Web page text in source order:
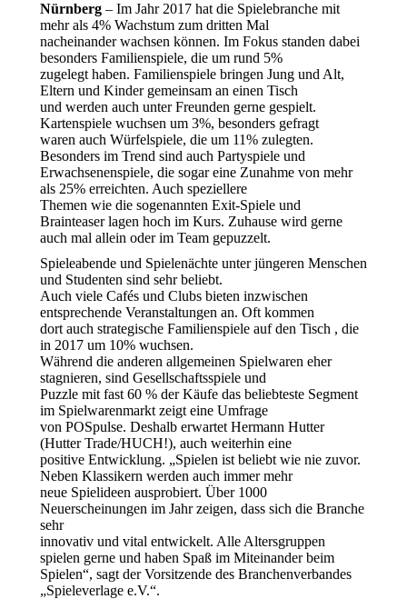
Nürnberg – Im Jahr 2017 hat die Spielebranche mit
mehr als 4% Wachstum zum dritten Mal
nacheinander wachsen können. Im Fokus standen dabei
besonders Familienspiele, die um rund 5%
zugelegt haben. Familienspiele bringen Jung und Alt,
Eltern und Kinder gemeinsam an einen Tisch
und werden auch unter Freunden gerne gespielt.
Kartenspiele wuchsen um 3%, besonders gefragt
waren auch Würfelspiele, die um 11% zulegten.
Besonders im Trend sind auch Partyspiele und
Erwachsenenspiele, die sogar eine Zunahme von mehr
als 25% erreichten. Auch speziellere
Themen wie die sogenannten Exit-Spiele und
Brainteaser lagen hoch im Kurs. Zuhause wird gerne
auch mal allein oder im Team gepuzzelt.
Spieleabende und Spielenächte unter jüngeren Menschen
und Studenten sind sehr beliebt.
Auch viele Cafés und Clubs bieten inzwischen
entsprechende Veranstaltungen an. Oft kommen
dort auch strategische Familienspiele auf den Tisch , die
in 2017 um 10% wuchsen.
Während die anderen allgemeinen Spielwaren eher
stagnieren, sind Gesellschaftsspiele und
Puzzle mit fast 60 % der Käufe das beliebteste Segment
im Spielwarenmarkt zeigt eine Umfrage
von POSpulse. Deshalb erwartet Hermann Hutter
(Hutter Trade/HUCH!), auch weiterhin eine
positive Entwicklung. „Spielen ist beliebt wie nie zuvor.
Neben Klassikern werden auch immer mehr
neue Spielideen ausprobiert. Über 1000
Neuerscheinungen im Jahr zeigen, dass sich die Branche
sehr
innovativ und vital entwickelt. Alle Altersgruppen
spielen gerne und haben Spaß im Miteinander beim
Spielen“, sagt der Vorsitzende des Branchenverbandes
„Spieleverlage e.V.“.